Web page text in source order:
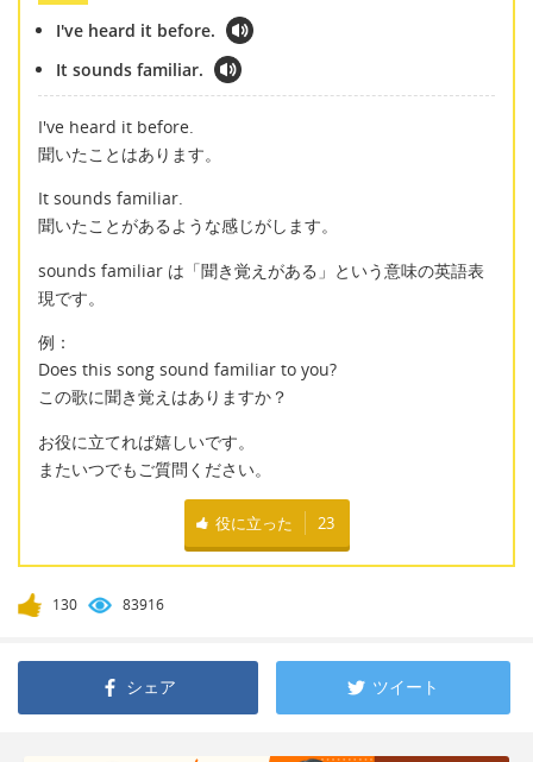
I've heard it before.
It sounds familiar.
I've heard it before.
聞いたことはあります。
It sounds familiar.
聞いたことがあるような感じがします。
sounds familiar は「聞き覚えがある」という意味の英語表
現です。
例：
Does this song sound familiar to you?
この歌に聞き覚えはありますか？
お役に立てれば嬉しいです。
またいつでもご質問ください。
役に立った 23
130 83916
シェア ツイート